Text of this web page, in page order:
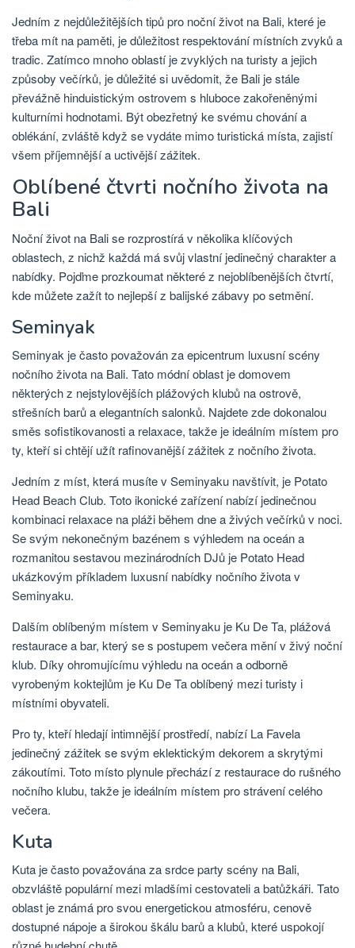
Jedním z nejdůležitějších tipů pro noční život na Bali, které je
třeba mít na paměti, je důležitost respektování místních zvyků a
tradic. Zatímco mnoho oblastí je zvyklých na turisty a jejich
způsoby večírků, je důležité si uvědomit, že Bali je stále
převážně hinduistickým ostrovem s hluboce zakořeněnými
kulturními hodnotami. Být obezřetný ke svému chování a
oblékání, zvláště když se vydáte mimo turistická místa, zajistí
všem příjemnější a uctivější zážitek.
Oblíbené čtvrti nočního života na
Bali
Noční život na Bali se rozprostírá v několika klíčových
oblastech, z nichž každá má svůj vlastní jedinečný charakter a
nabídky. Pojďme prozkoumat některé z nejoblíbenějších čtvrtí,
kde můžete zažít to nejlepší z balijské zábavy po setmění.
Seminyak
Seminyak je často považován za epicentrum luxusní scény
nočního života na Bali. Tato módní oblast je domovem
některých z nejstylovějších plážových klubů na ostrově,
střešních barů a elegantních salonků. Najdete zde dokonalou
směs sofistikovanosti a relaxace, takže je ideálním místem pro
ty, kteří si chtějí užít rafinovanější zážitek z nočního života.
Jedním z míst, která musíte v Seminyaku navštívit, je Potato
Head Beach Club. Toto ikonické zařízení nabízí jedinečnou
kombinaci relaxace na pláži během dne a živých večírků v noci.
Se svým nekonečným bazénem s výhledem na oceán a
rozmanitou sestavou mezinárodních DJů je Potato Head
ukázkovým příkladem luxusní nabídky nočního života v
Seminyaku.
Dalším oblíbeným místem v Seminyaku je Ku De Ta, plážová
restaurace a bar, který se s postupem večera mění v živý noční
klub. Díky ohromujícímu výhledu na oceán a odborně
vyrobeným koktejlům je Ku De Ta oblíbený mezi turisty i
místními obyvateli.
Pro ty, kteří hledají intimnější prostředí, nabízí La Favela
jedinečný zážitek se svým eklektickým dekorem a skrytými
zákoutími. Toto místo plynule přechází z restaurace do rušného
nočního klubu, takže je ideálním místem pro strávení celého
večera.
Kuta
Kuta je často považována za srdce party scény na Bali,
obzvláště populární mezi mladšími cestovateli a batůžkáři. Tato
oblast je známá pro svou energetickou atmosféru, cenově
dostupné nápoje a širokou škálu barů a klubů, které uspokojí